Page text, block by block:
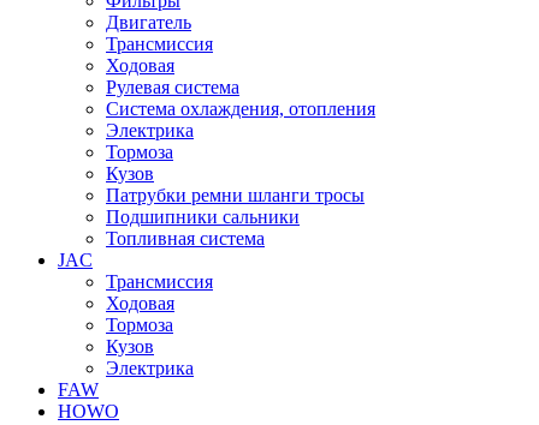
Двигатель
Трансмиссия
Ходовая
Рулевая система
Система охлаждения, отопления
Электрика
Тормоза
Кузов
Патрубки ремни шланги тросы
Подшипники сальники
Топливная система
JAC
Трансмиcсия
Ходовая
Тормоза
Кузов
Электрика
FAW
HOWO